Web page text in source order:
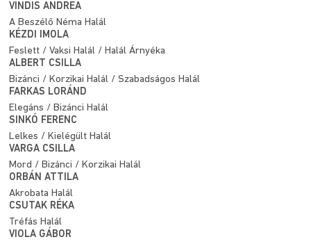
VINDIS ANDREA
A Beszélő Néma Halál
KÉZDI IMOLA
Feslett / Vaksi Halál / Halál Árnyéka
ALBERT CSILLA
Bizánci / Korzikai Halál / Szabadságos Halál
FARKAS LORÁND
Elegáns / Bizánci Halál
SINKÓ FERENC
Lelkes / Kielégült Halál
VARGA CSILLA
Mord / Bizánci / Korzikai Halál
ORBÁN ATTILA
Akrobata Halál
CSUTAK RÉKA
Tréfás Halál
VIOLA GÁBOR